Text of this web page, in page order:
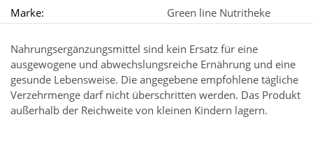
Marke:
Green line Nutritheke
Nahrungsergänzungsmittel sind kein Ersatz für eine
ausgewogene und abwechslungsreiche Ernährung und eine
gesunde Lebensweise. Die angegebene empfohlene tägliche
Verzehrmenge darf nicht überschritten werden. Das Produkt
außerhalb der Reichweite von kleinen Kindern lagern.